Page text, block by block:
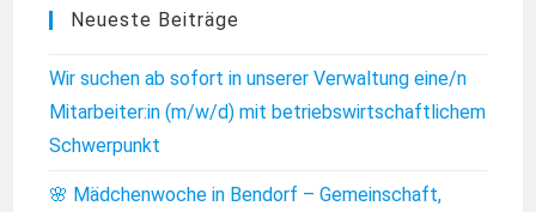
Neueste Beiträge
Wir suchen ab sofort in unserer Verwaltung eine/n
Mitarbeiter:in (m/w/d) mit betriebswirtschaftlichem
Schwerpunkt
🌸 Mädchenwoche in Bendorf – Gemeinschaft,